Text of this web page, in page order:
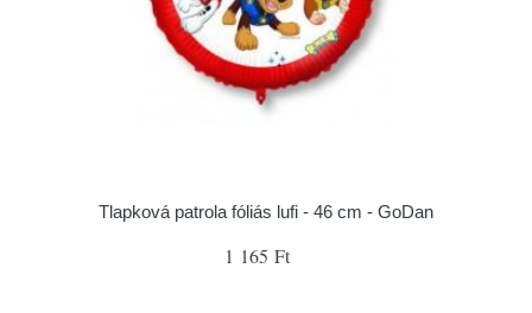
Tlapková patrola fóliás lufi - 46 cm - GoDan
1 165 Ft